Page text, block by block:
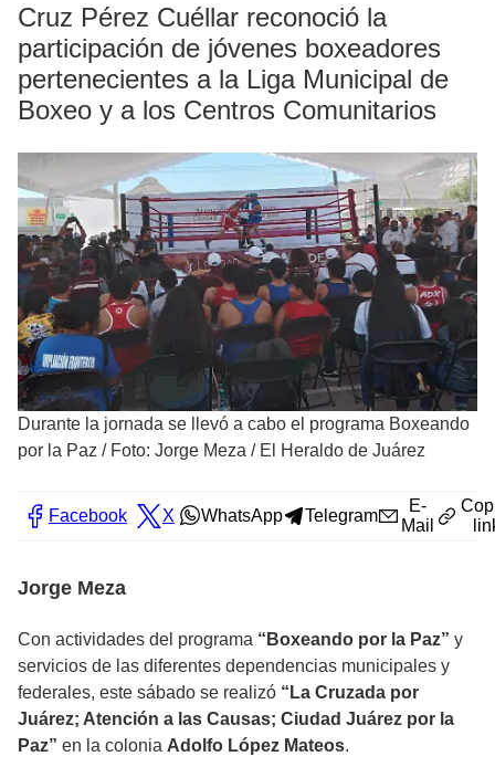
Cruz Pérez Cuéllar reconoció la
participación de jóvenes boxeadores
pertenecientes a la Liga Municipal de
Boxeo y a los Centros Comunitarios
Durante la jornada se llevó a cabo el programa Boxeando
por la Paz / Foto: Jorge Meza / El Heraldo de Juárez
Facebook X WhatsApp Telegram
E-
Mail
Jorge Meza
Con actividades del programa “Boxeando por la Paz” y
servicios de las diferentes dependencias municipales y
federales, este sábado se realizó “La Cruzada por
Juárez; Atención a las Causas; Ciudad Juárez por la
Paz” en la colonia Adolfo López Mateos.